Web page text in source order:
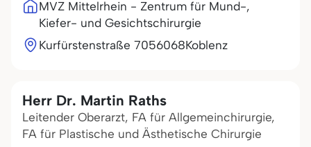
MVZ Mittelrhein - Zentrum für Mund-,
Kiefer- und Gesichtschirurgie
Kurfürstenstraße 7056068Koblenz
Herr Dr. Martin Raths
Leitender Oberarzt, FA für Allgemeinchirurgie,
FA für Plastische und Ästhetische Chirurgie